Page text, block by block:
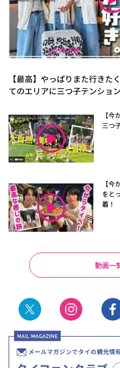
【最高】やっぱりまた行きた
てのエリアに三つ子テンショ
【
三つ
【
をと
着！
動画一